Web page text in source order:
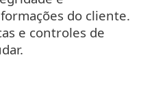
do cliente.
e controles de